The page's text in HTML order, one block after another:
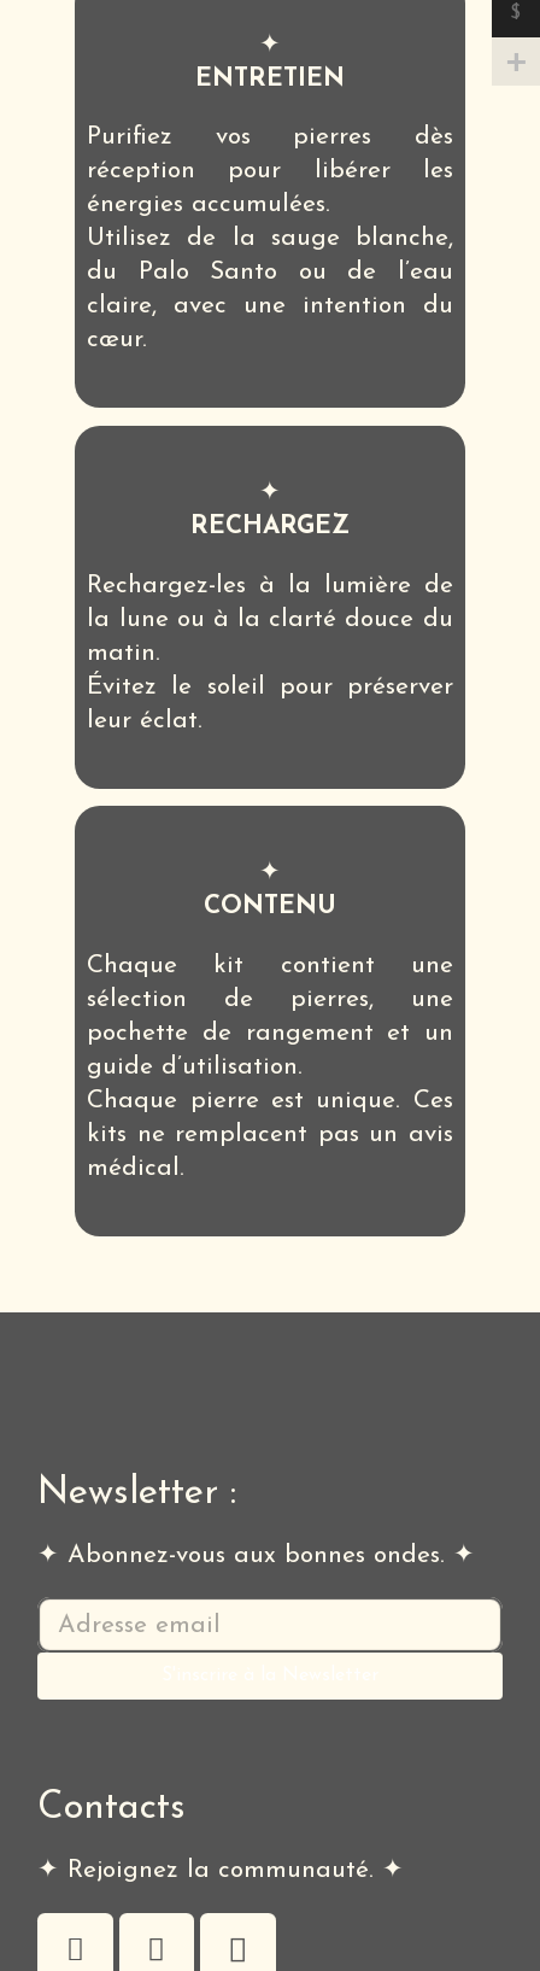
✦
ENTRETIEN
Purifiez vos pierres dès
réception pour libérer les
énergies accumulées.
Utilisez de la sauge blanche,
du Palo Santo ou de l’eau
claire, avec une intention du
cœur.
✦
RECHARGEZ
Rechargez-les à la lumière de
la lune ou à la clarté douce du
matin.
Évitez le soleil pour préserver
leur éclat.
✦
CONTENU
Chaque kit contient une
sélection de pierres, une
pochette de rangement et un
guide d’utilisation.
Chaque pierre est unique. Ces
kits ne remplacent pas un avis
médical.
Newsletter :
✦ Abonnez-vous aux bonnes ondes. ✦
Contacts
✦ Rejoignez la communauté. ✦
$